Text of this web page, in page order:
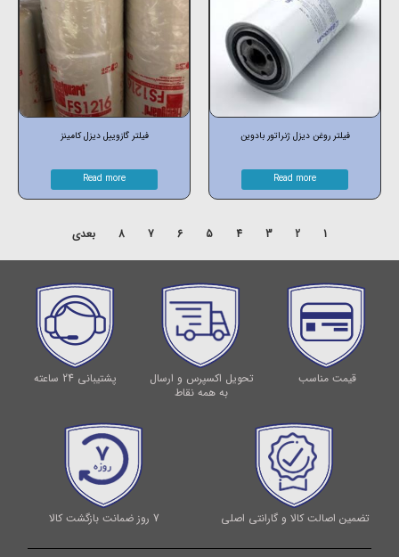
فیلتر روغن دیزل ژنراتور بادوین
Read more
فیلتر گازوییل دیزل کامینز
Read more
1
2
3
4
5
6
7
8 بعدی
قیمت مناسب
تحویل اکسپرس و ارسال
به همه نقاط
پشتیبانی 24 ساعته
تضمین اصالت کالا و گارانتی اصلی 7 روز ضمانت بازگشت کالا